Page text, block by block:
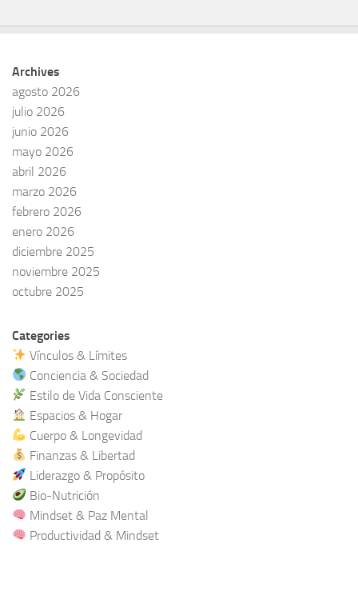
Archives
agosto 2026
julio 2026
junio 2026
mayo 2026
abril 2026
marzo 2026
febrero 2026
enero 2026
diciembre 2025
noviembre 2025
octubre 2025
Categories
Vínculos & Límites
Conciencia & Sociedad
Estilo de Vida Consciente
Espacios & Hogar
Cuerpo & Longevidad
Finanzas & Libertad
Liderazgo & Propósito
Bio-Nutrición
Mindset & Paz Mental
Productividad & Mindset